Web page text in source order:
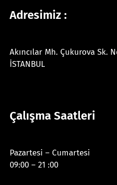
Adresimiz :
Akıncılar Mh. Çukurova Sk.
İSTANBUL
Çalışma Saatleri
Pazartesi – Cumartesi
09:00 – 21 :00